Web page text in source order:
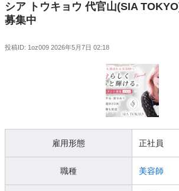
シア トウキョウ 代官山(SIA
募集中
投稿ID: 1oz009 2026年5月7日 02:18
雇用形態 正社員
職種 美容師